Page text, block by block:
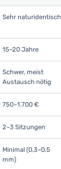
Sehr naturidentisch
15–20 Jahre
Schwer, meist
Austausch nötig
750–1.700 €
2–3 Sitzungen
Minimal (0,3–0,5
mm)